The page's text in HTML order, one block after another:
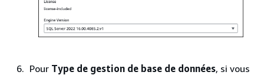
Pour Type de gestion de base de données, si vous